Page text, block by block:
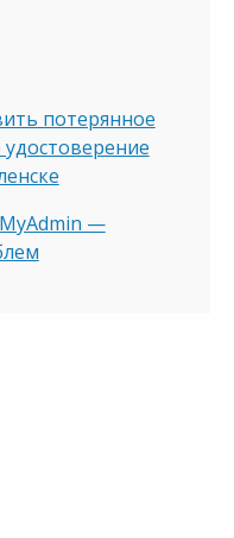
потерянное
—